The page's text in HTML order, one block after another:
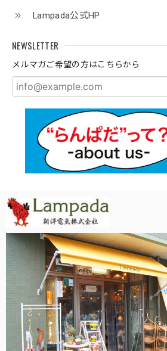
Lampada公式HP
NEWSLETTER
メルマガご希望の方はこちらから